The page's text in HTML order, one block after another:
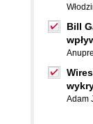
Bill
Adam